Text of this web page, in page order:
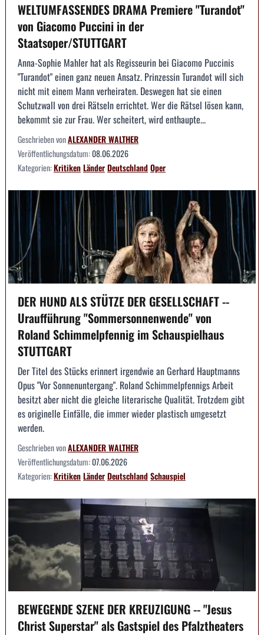
WELTUMFASSENDES DRAMA Premiere "Turandot"
von Giacomo Puccini in der
Staatsoper/STUTTGART
Anna-Sophie Mahler hat als Regisseurin bei Giacomo Puccinis
"Turandot" einen ganz neuen Ansatz. Prinzessin Turandot will sich
nicht mit einem Mann verheiraten. Deswegen hat sie einen
Schutzwall von drei Rätseln errichtet. Wer die Rätsel lösen kann,
bekommt sie zur Frau. Wer scheitert, wird enthaupte...
Geschrieben vonALEXANDER WALTHER
Veröffentlichungsdatum:08.06.2026
Kategorien:KritikenLänderDeutschlandOper
DER HUND ALS STÜTZE DER GESELLSCHAFT --
Uraufführung "Sommersonnenwende" von
Roland Schimmelpfennig im Schauspielhaus
STUTTGART
Der Titel des Stücks erinnert irgendwie an Gerhard Hauptmanns
Opus "Vor Sonnenuntergang". Roland Schimmelpfennigs Arbeit
besitzt aber nicht die gleiche literarische Qualität. Trotzdem gibt
es originelle Einfälle, die immer wieder plastisch umgesetzt
werden.
Geschrieben vonALEXANDER WALTHER
Veröffentlichungsdatum:07.06.2026
Kategorien:KritikenLänderDeutschlandSchauspiel
BEWEGENDE SZENE DER KREUZIGUNG -- "Jesus
Christ Superstar" als Gastspiel des Pfalztheaters